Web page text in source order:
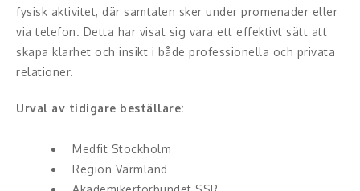
Försäljning, marknadsföring, service,
kundfokus
Förändring, organisation,
intraprenörskap
fysisk aktivitet, där samtalen sker under promenader eller
via telefon. Detta har visat sig vara ett effektivt sätt att
skapa klarhet och insikt i både professionella och privata
relationer.
Urval av tidigare beställare:
Medfit Stockholm
Region Värmland